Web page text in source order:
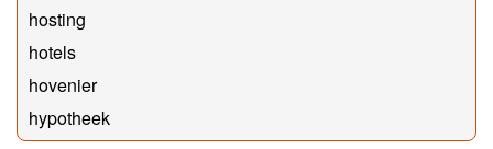
hosting
hotels
hovenier
hypotheek